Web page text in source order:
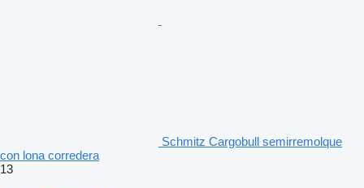
Schmitz Cargobull semirremolque
con lona corredera
13